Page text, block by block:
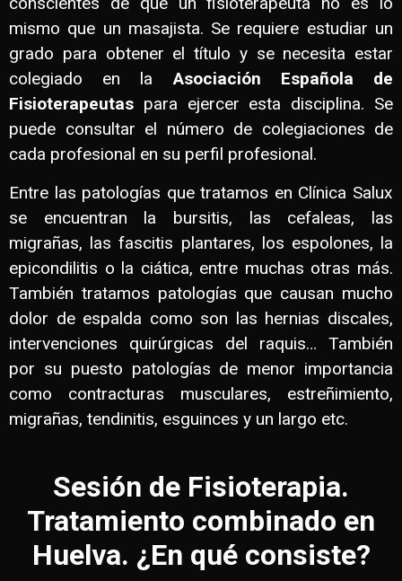
mismo que un masajista. Se requiere estudiar un
grado para obtener el título y se necesita estar
colegiado en laAsociación Española de
Fisioterapeutas para ejercer esta disciplina. Se
puede consultar el número de colegiaciones de
cada profesional en su perfil profesional.
Entre las patologías que tratamos en Clínica Salux
se encuentran la bursitis, las cefaleas, las
migrañas, las fascitis plantares, los espolones, la
epicondilitis o la ciática, entre muchas otras más.
También tratamos patologías que causan mucho
dolor de espalda como son las hernias discales,
intervenciones quirúrgicas del raquis… También
por su puesto patologías de menor importancia
como contracturas musculares, estreñimiento,
migrañas, tendinitis, esguinces y un largo etc.
Sesión de Fisioterapia.
Tratamiento combinado en
Huelva. ¿En qué consiste?